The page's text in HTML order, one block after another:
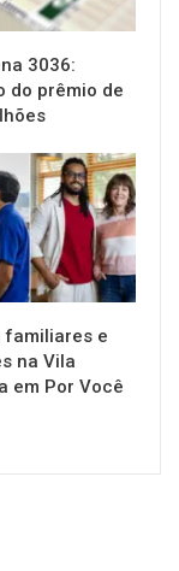
3036:
do prêmio de
familiares e
na Vila
em Por Você